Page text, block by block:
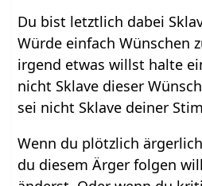
Du bist letztlich dabei
Würde einfach Wünschen
irgend etwas willst halte
nicht Sklave dieser
sei nicht Sklave deiner
Wenn du plötzlich
du diesem Ärger folgen